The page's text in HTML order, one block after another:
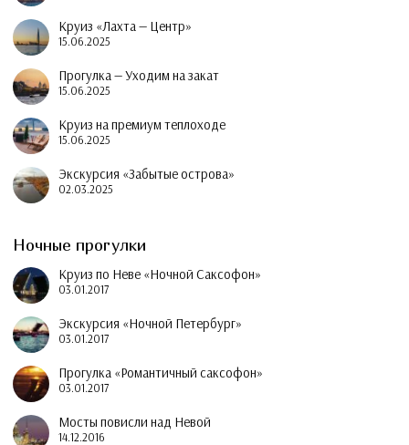
Круиз «Лахта — Центр»
15.06.2025
Прогулка — Уходим на закат
15.06.2025
Круиз на премиум теплоходе
15.06.2025
Экскурсия «Забытые острова»
02.03.2025
Ночные прогулки
Круиз по Неве «Ночной Саксофон»
03.01.2017
Экскурсия «Ночной Петербург»
03.01.2017
Прогулка «Романтичный саксофон»
03.01.2017
Мосты повисли над Невой
14.12.2016